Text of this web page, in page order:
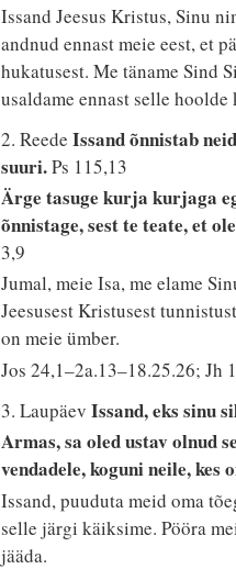
Issand Jeesus Kristus, Sinu
andnud ennast meie eest, et
hukatusest. Me täname Sind
usaldame ennast selle
2. ReedeIssand õnnistab
suuri.Ps 115,13
Ärge tasuge kurja kurjaga
õnnistage, sest te teate, et
3,9
Jumal, meie Isa, me elame
Jeesusest Kristusest
on meie ümber.
Jos 24,1–2a.13–18.25.26; Jh
3. LaupäevIssand, eks sinu
Armas, sa oled ustav olnud
vendadele, koguni neile, kes
Issand, puuduta meid oma
selle järgi käiksime. Pööra
jääda.